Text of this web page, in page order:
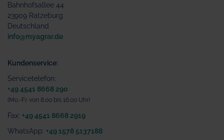
Bahnhofsallee 44
23909 Ratzeburg
Deutschland
info@myagrar.de
Kundenservice:
Servicetelefon:
+49 4541 8668 290
(Mo.-Fr. von 8.00 bis 16.00 Uhr)
Fax: +49 4541 8668 2919
WhatsApp: +49 1578 5137188